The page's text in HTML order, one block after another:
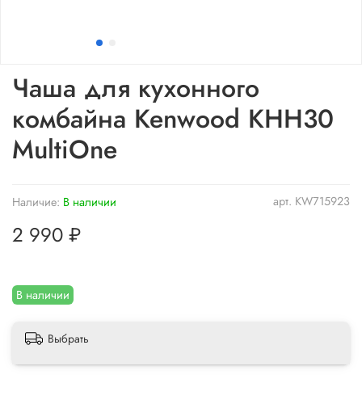
арт. KW715923
Наличие: В наличии
В наличии
Чаша для кухонного
комбайна Kenwood KHH30
MultiOne
2 990 ₽
Выбрать